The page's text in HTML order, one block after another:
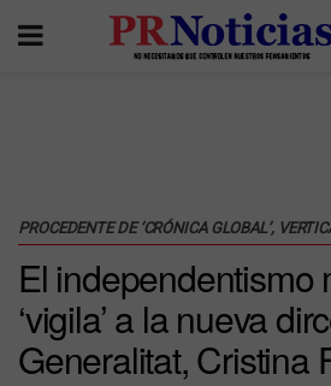
PROCEDENTE DE ‘CRÓNICA GLOBAL’,
El independentismo
‘vigila’ a la nueva
Generalitat, Cristina